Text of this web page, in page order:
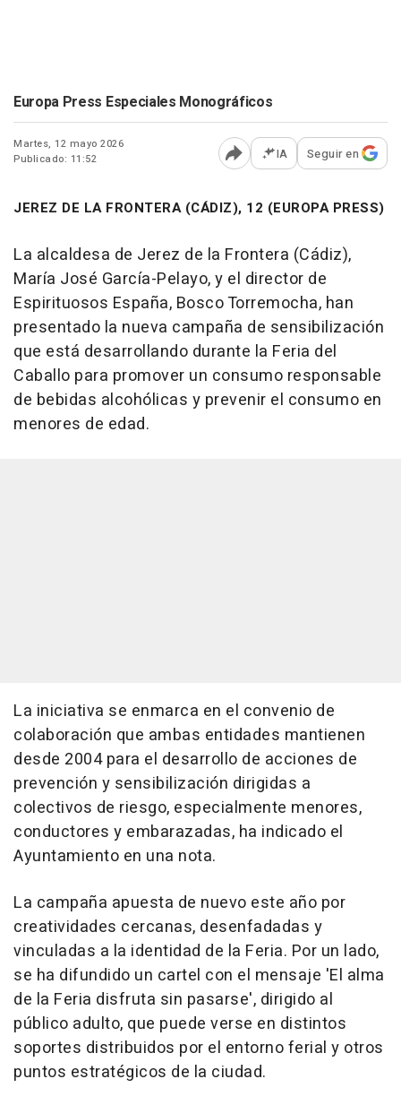
Europa Press Especiales Monográficos
Martes, 12 mayo 2026
Publicado: 11:52
Abrir opciones para
IA Seguir en
JEREZ DE LA FRONTERA (CÁDIZ), 12 (EUROPA PRESS)
La alcaldesa de Jerez de la Frontera (Cádiz),
María José García-Pelayo, y el director de
Espirituosos España, Bosco Torremocha, han
presentado la nueva campaña de sensibilización
que está desarrollando durante la Feria del
Caballo para promover un consumo responsable
de bebidas alcohólicas y prevenir el consumo en
menores de edad.
La iniciativa se enmarca en el convenio de
colaboración que ambas entidades mantienen
desde 2004 para el desarrollo de acciones de
prevención y sensibilización dirigidas a
colectivos de riesgo, especialmente menores,
conductores y embarazadas, ha indicado el
Ayuntamiento en una nota.
La campaña apuesta de nuevo este año por
creatividades cercanas, desenfadadas y
vinculadas a la identidad de la Feria. Por un lado,
se ha difundido un cartel con el mensaje 'El alma
de la Feria disfruta sin pasarse', dirigido al
público adulto, que puede verse en distintos
soportes distribuidos por el entorno ferial y otros
puntos estratégicos de la ciudad.